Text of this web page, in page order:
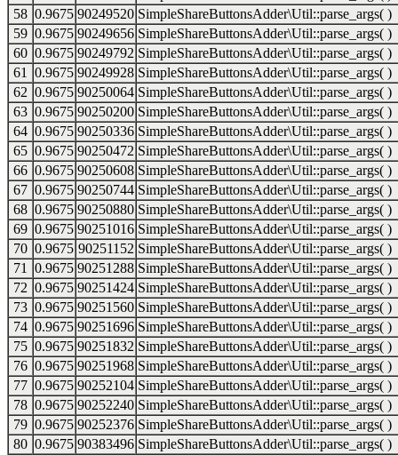
58 0.9675 90249520 SimpleShareButtonsAdder\Util::parse_args( )
59 0.9675 90249656 SimpleShareButtonsAdder\Util::parse_args( )
60 0.9675 90249792 SimpleShareButtonsAdder\Util::parse_args( )
61
0.9675 90249928 SimpleShareButtonsAdder\Util::parse_args( )
62 0.9675 90250064 SimpleShareButtonsAdder\Util::parse_args( )
63 0.9675 90250200 SimpleShareButtonsAdder\Util::parse_args( )
64 0.9675 90250336 SimpleShareButtonsAdder\Util::parse_args( )
65 0.9675 90250472 SimpleShareButtonsAdder\Util::parse_args( )
66 0.9675 90250608 SimpleShareButtonsAdder\Util::parse_args( )
67 0.9675 90250744 SimpleShareButtonsAdder\Util::parse_args( )
68 0.9675 90250880 SimpleShareButtonsAdder\Util::parse_args( )
69 0.9675 90251016 SimpleShareButtonsAdder\Util::parse_args( )
70 0.9675 90251152 SimpleShareButtonsAdder\Util::parse_args( )
71
0.9675 90251288 SimpleShareButtonsAdder\Util::parse_args( )
72 0.9675 90251424 SimpleShareButtonsAdder\Util::parse_args( )
73 0.9675 90251560 SimpleShareButtonsAdder\Util::parse_args( )
74 0.9675 90251696 SimpleShareButtonsAdder\Util::parse_args( )
75 0.9675 90251832 SimpleShareButtonsAdder\Util::parse_args( )
76 0.9675 90251968 SimpleShareButtonsAdder\Util::parse_args( )
77 0.9675 90252104 SimpleShareButtonsAdder\Util::parse_args( )
78 0.9675 90252240 SimpleShareButtonsAdder\Util::parse_args( )
79 0.9675 90252376 SimpleShareButtonsAdder\Util::parse_args( )
80 0.9675 90383496 SimpleShareButtonsAdder\Util::parse_args( )